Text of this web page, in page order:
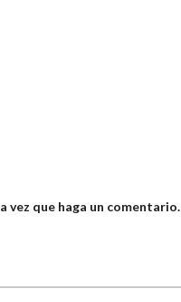
vez que haga un comentario.